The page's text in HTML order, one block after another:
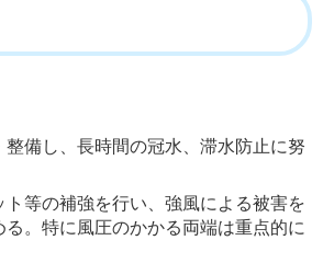
整備し、長時間の冠水、滞水防止に努
ト等の補強を行い、強風による被害を
。特に風圧のかかる両端は重点的に